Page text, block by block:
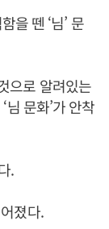
을 뗀 ‘님’ 문
으로 알려있는
문화’가 안착
.
졌다.